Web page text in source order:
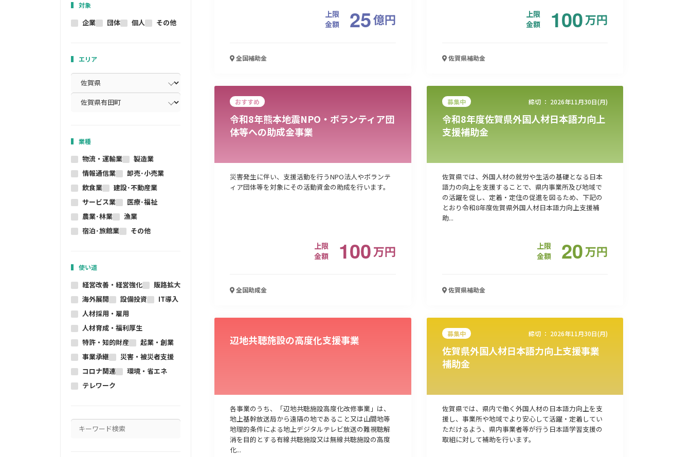
対象
企業 団体 個人 その他
エリア
業種
物流・運輸業
製造業
情報通信業
卸売･小売業
飲食業
建設･不動産業
サービス業
医療･福祉
農業･林業
漁業
宿泊･旅館業
その他
使い道
経営改善・経営強化
販路拡大
海外展開
設備投資
IT導入
人材採用・雇用
人材育成・福利厚生
特許・知的財産
起業・創業
事業承継
災害・被災者支援
コロナ関連
環境・省エネ
テレワーク
上限
金額
25億円
全国補助金
上限
金額
100万円
佐賀県補助金
おすすめ
令和8年熊本地震NPO・ボランティア団
体等への助成金事業
災害発生に伴い、支援活動を行うNPO法人やボランテ
ィア団体等を対象にその活動資金の助成を行います。
上限
金額
100万円
全国助成金
募集中 締切 ： 2026年11月30日(月)
令和8年度佐賀県外国人材日本語力向上
支援補助金
佐賀県では、外国人材の就労や生活の基礎となる日本
語力の向上を支援することで、県内事業所及び地域で
の活躍を促し、定着・定住の促進を図るため、下記の
とおり令和8年度佐賀県外国人材日本語力向上支援補
助...
上限
金額
20万円
佐賀県補助金
辺地共聴施設の高度化支援事業
各事業のうち、「辺地共聴施設高度化改修事業」は、
地上基幹放送局から遠隔の地であること又は山間地等
地理的条件による地上デジタルテレビ放送の難視聴解
消を目的とする有線共聴施設又は無線共聴施設の高度
化...
募集中 締切 ： 2026年11月30日(月)
佐賀県外国人材日本語力向上支援事業
補助金
佐賀県では、県内で働く外国人材の日本語力向上を支
援し、事業所や地域でより安心して活躍・定着してい
ただけるよう、県内事業者等が行う日本語学習支援の
取組に対して補助を行います。